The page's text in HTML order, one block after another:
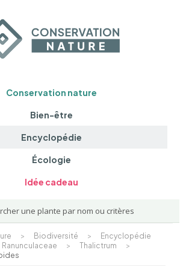
Conservation nature
Bien-être
Encyclopédie
Écologie
Idée cadeau
une plante par nom ou critères
> Biodiversité >
Encyclopédie
Ranunculaceae > Thalictrum
>